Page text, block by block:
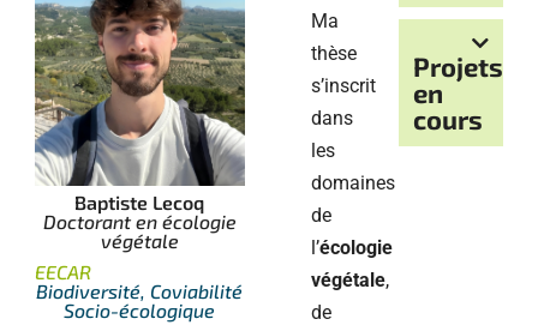
Baptiste Lecoq
Doctorant en écologie
végétale
EECAR
Biodiversité, Coviabilité
Socio-écologique
Ma
thèse
s’inscrit
dans
les
domaines
de
l’écologie
végétale,
de
Projets
en
cours